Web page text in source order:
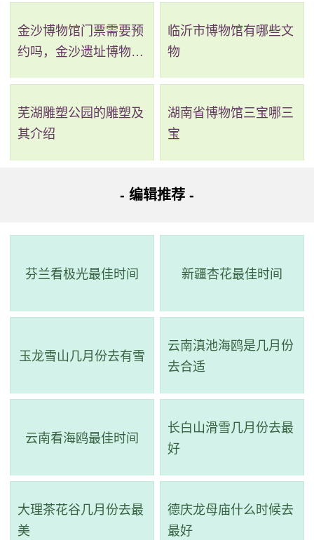
另一家景观银锄湖也有很多好玩的地方。这里非常适合
周末休闲放松。有时间一定要带上家人一起来这里。公园免
费向游客开放。但是长风海洋世界和游乐项目需要收费。
地铁线路：上海地铁15号线
766、837、846、856、858、876等。
金沙博物馆门票需要预
约吗，金沙遗址博物馆
临沂市博物馆有哪些文
物
芜湖雕塑公园的雕塑及
其介绍
湖南省博物馆三宝哪三
宝
- 编辑推荐 -
芬兰看极光最佳时间 新疆杏花最佳时间
玉龙雪山几月份去有雪
云南滇池海鸥是几月份
去合适
云南看海鸥最佳时间
长白山滑雪几月份去最
好
大理茶花谷几月份去最
美
德庆龙母庙什么时候去
最好